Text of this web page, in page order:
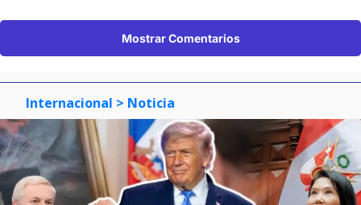
Mostrar Comentarios
Internacional > Noticia